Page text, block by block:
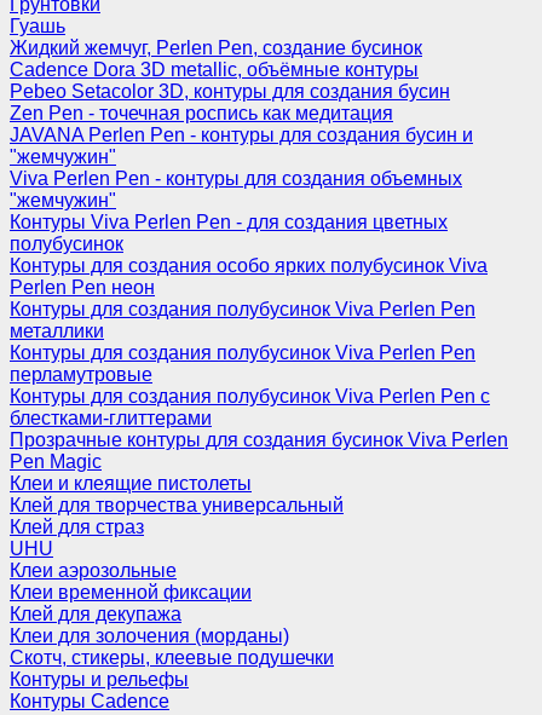
Грунтовки
Гуашь
Жидкий жемчуг, Perlen Pen, создание бусинок
Cadence Dora 3D metallic, объёмные контуры
Pebeo Setacolor 3D, контуры для создания бусин
Zen Pen - точечная роспись как медитация
JAVANA Perlen Pen - контуры для создания бусин и
"жемчужин"
Viva Perlen Pen - контуры для создания объемных
"жемчужин"
Контуры Viva Perlen Pen - для создания цветных
полубусинок
Контуры для создания особо ярких полубусинок Viva
Perlen Pen неон
Контуры для создания полубусинок Viva Perlen Pen
металлики
Контуры для создания полубусинок Viva Perlen Pen
перламутровые
Контуры для создания полубусинок Viva Perlen Pen с
блестками-глиттерами
Прозрачные контуры для создания бусинок Viva Perlen
Pen Magic
Клеи и клеящие пистолеты
Клей для творчества универсальный
Клей для страз
UHU
Клеи аэрозольные
Клеи временной фиксации
Клей для декупажа
Клеи для золочения (морданы)
Скотч, стикеры, клеевые подушечки
Контуры и рельефы
Контуры Cadence